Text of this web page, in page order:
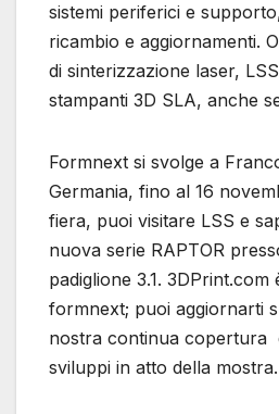
sistemi periferici e
ricambio e aggiornamenti.
di sinterizzazione laser,
stampanti 3D SLA, anche
Formnext si svolge a
Germania, fino al 16
fiera, puoi visitare LSS e
nuova serie RAPTOR
padiglione 3.1. 3DPrint.com
formnext; puoi aggiornarti
nostra continua copertura
sviluppi in atto della mostra.